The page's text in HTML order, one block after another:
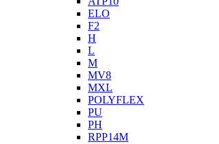
ELO
F2
H
L
M
MV8
MXL
POLYFLEX
PU
PH
RPP14M